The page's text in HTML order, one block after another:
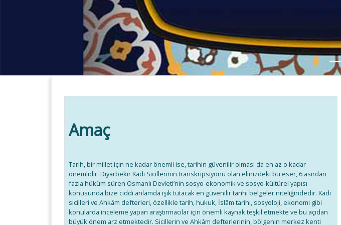
Amaç
Tarih, bir millet için ne kadar önemli ise, tarihin güvenilir olması da en az o kadar
önemlidir. Diyarbekir Kadı Sicillerinin transkripsiyonu olan elinizdeki bu eser, 6 asırdan
fazla hüküm süren Osmanlı Devleti’nin sosyo-ekonomik ve sosyo-kültürel yapısı
konusunda bize ciddi anlamda ışık tutacak en güvenilir tarihi belgeler niteliğindedir. Kadı
sicilleri ve Ahkâm defterleri, özellikle tarih, hukuk, İslâm tarihi, sosyoloji, ekonomi gibi
konularda inceleme yapan araştırmacılar için önemli kaynak teşkil etmekte ve bu açıdan
büyük önem arz etmektedir. Sicillerin ve Ahkâm defterlerinin, bölgenin merkez kenti